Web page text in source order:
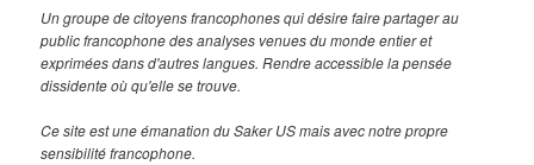
Un groupe de citoyens francophones qui désire faire partager au
public francophone des analyses venues du monde entier et
exprimées dans d'autres langues. Rendre accessible la pensée
dissidente où qu'elle se trouve.
Ce site est une émanation du Saker US mais avec notre propre
sensibilité francophone.